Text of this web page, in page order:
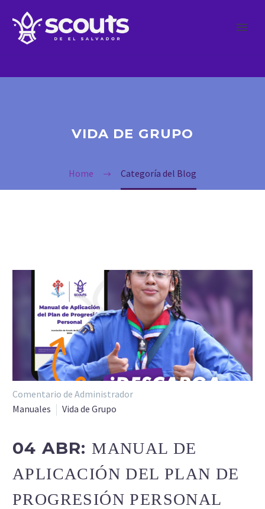
VIDA DE GRUPO
Home Categoría del Blog
Comentario de Administrador
Manuales
Vida de Grupo
04 ABR:MANUAL DE
APLICACIÓN DEL PLAN DE
PROGRESIÓN PERSONAL